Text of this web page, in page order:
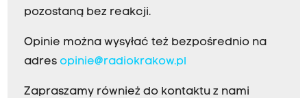
pozostaną bez reakcji.
Opinie można wysyłać też bezpośrednio na
adres opinie@radiokrakow.pl
Zapraszamy również do kontaktu z nami